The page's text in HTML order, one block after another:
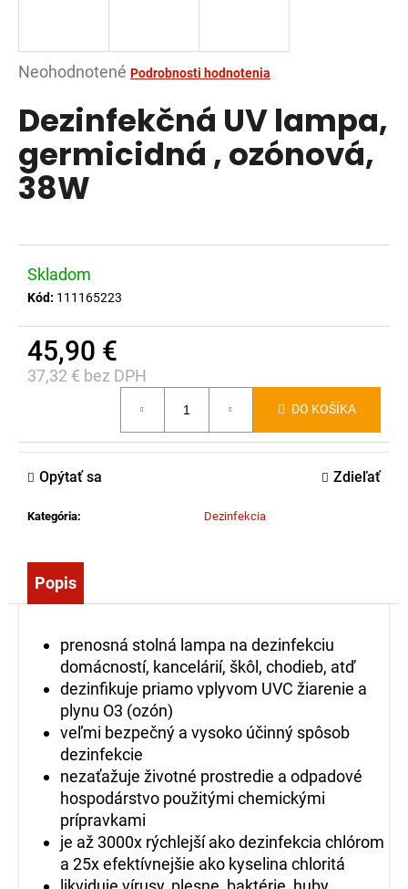
Priemerné
produktu
je
0,0
z
5
Neohodnotené Podrobnosti hodnotenia
Dezinfekčná UV lampa,
germicidná , ozónová,
38W
Skladom
Kód: 111165223
45,90 €
37,32 € bez DPH
DO KOŠÍKA
Kategória: Dezinfekcia
Opýtať sa Zdieľať
Popis
prenosná stolná lampa na dezinfekciu
domácností, kancelárií, škôl, chodieb, atď
dezinfikuje priamo vplyvom UVC žiarenie a
plynu O3 (ozón)
veľmi bezpečný a vysoko účinný spôsob
dezinfekcie
nezaťažuje životné prostredie a odpadové
hospodárstvo použitými chemickými
prípravkami
je až 3000x rýchlejší ako dezinfekcia chlórom
a 25x efektívnejšie ako kyselina chloritá
j
s
?
O
d
o
a
m
e
RUČNÉ
VIAZANIE
KONCOVIEK
349,00